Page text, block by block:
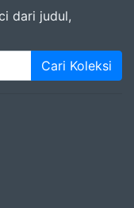
dari judul,
Cari Koleksi